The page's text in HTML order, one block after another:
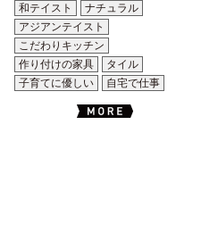
和テイスト
ナチュラル
アジアンテイスト
こだわりキッチン
作り付けの家具
タイル
子育てに優しい
自宅で仕事